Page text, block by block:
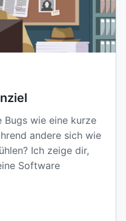
Bugs wie eine kurze
andere sich wie
Ich zeige dir,
Software